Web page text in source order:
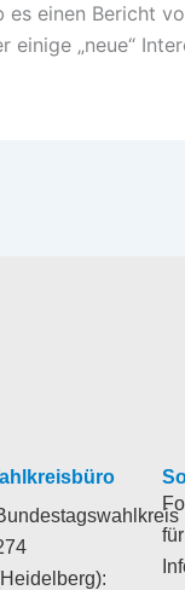
es einen Bericht
einige „neue“